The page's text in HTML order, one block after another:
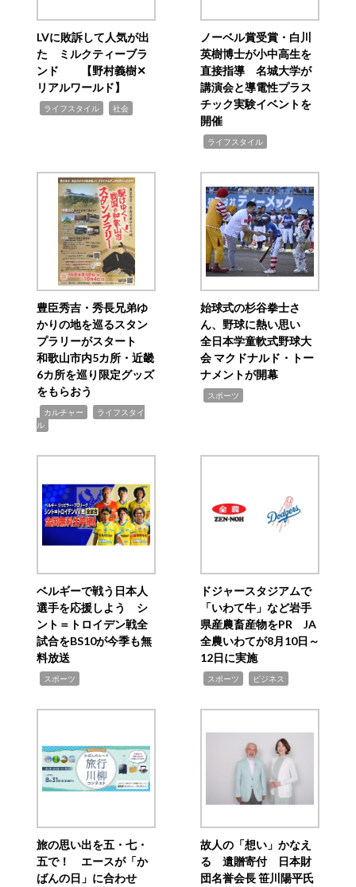
LVに敗訴して人気が出
た ミルクティーブラ
ンド 【野村義樹✕
リアルワールド】
ライフスタイル 社会
ノーベル賞受賞・白川
英樹博士が小中高生を
直接指導 名城大学が
講演会と導電性プラス
チック実験イベントを
開催
ライフスタイル
豊臣秀吉・秀長兄弟ゆ
かりの地を巡るスタン
プラリーがスタート
和歌山市内5カ所・近畿
6カ所を巡り限定グッズ
をもらおう
カルチャー
ライフスタイ
ル
始球式の杉谷拳士さ
ん、野球に熱い思い
全日本学童軟式野球大
会 マクドナルド・トー
ナメントが開幕
スポーツ
ベルギーで戦う日本人
選手を応援しよう シ
ント＝トロイデン戦全
試合をBS10が今季も無
料放送
スポーツ
ドジャースタジアムで
「いわて牛」など岩手
県産農畜産物をPR JA
全農いわてが8月10日～
12日に実施
スポーツ ビジネス
旅の思い出を五・七・
五で！ エースが「か
ばんの日」に合わせ
故人の「想い」かなえ
る 遺贈寄付 日本財
団名誉会長 笹川陽平氏